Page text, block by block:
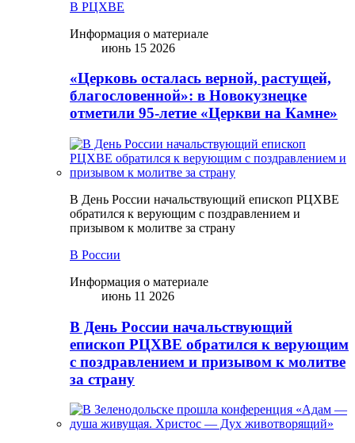
В РЦХВЕ
Информация о материале
июнь 15 2026
«Церковь осталась верной, растущей,
благословенной»: в Новокузнецке
отметили 95-летие «Церкви на Камне»
В День России начальствующий епископ РЦХВЕ
обратился к верующим с поздравлением и
призывом к молитве за страну
В России
Информация о материале
июнь 11 2026
В День России начальствующий
епископ РЦХВЕ обратился к верующим
с поздравлением и призывом к молитве
за страну